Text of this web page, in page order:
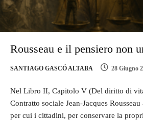
Rousseau e il pensiero non
SANTIAGO GASCÓ ALTABA 28 Giugno
Nel Libro II, Capitolo V (Del diritto di
Contratto sociale Jean-Jacques
per cui i cittadini, per conservare la